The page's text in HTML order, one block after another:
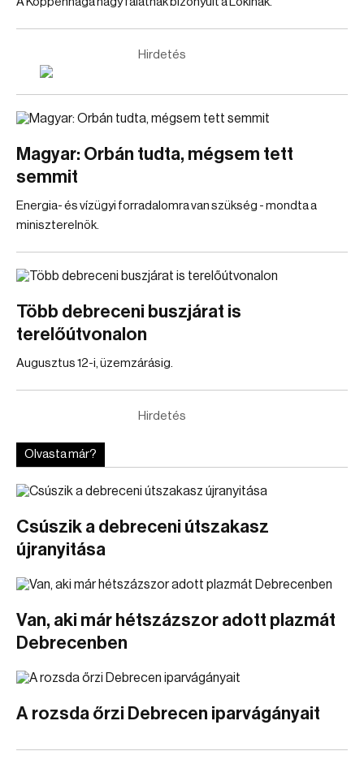
Hirdetés
Magyar: Orbán tudta, mégsem tett
semmit
Energia- és vízügyi forradalomra van szükség - mondta a
miniszterelnök.
Több debreceni buszjárat is
terelőútvonalon
Augusztus 12-i, üzemzárásig.
Hirdetés
Olvasta már?
Csúszik a debreceni útszakasz
újranyitása
Van, aki már hétszázszor adott plazmát
Debrecenben
A rozsda őrzi Debrecen iparvágányait